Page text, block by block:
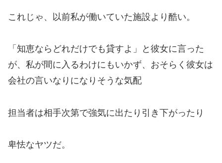
これじゃ、以前私が働いていた施設より酷い。
「知恵ならどれだけでも貸すよ」と彼女に言った
が、私が間に入るわけにもいかず、おそらく彼女は
会社の言いなりになりそうな気配
担当者は相手次第で強気に出たり引き下がったり
卑怯なヤツだ。